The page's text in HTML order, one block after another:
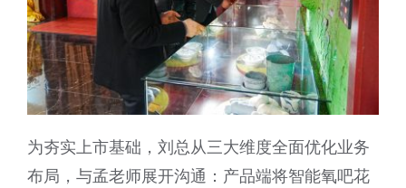
为夯实上市基础，刘总从三大维度全面优化业务
布局，与孟老师展开沟通：产品端将智能氧吧花